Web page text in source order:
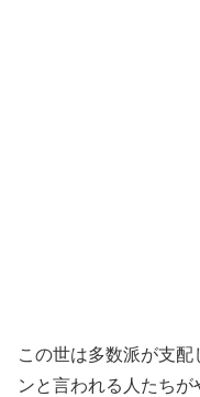
この世は多数派が支
ンと言われる人たち